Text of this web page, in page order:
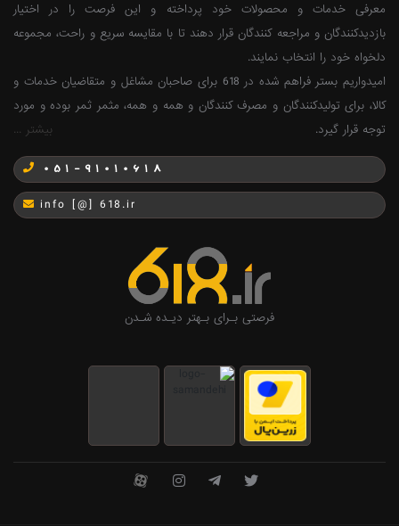
معرفی خدمات و محصولات خود پرداخته و این فرصت را در اختیار
بازدیدکنندگان و مراجعه کنندگان قرار دهند تا با مقایسه سریع و راحت، مجموعه
دلخواه خود را انتخاب نمایند.
امیدواریم بستر فراهم شده در 618 برای صاحبان مشاغل و متقاضیان خدمات و
کالا، برای تولیدکنندگان و مصرف کنندگان و همه و همه، مثمر ثمر بوده و مورد
توجه قرار گیرد.
بیشتر ...
051-91010618
info [@] 618.ir
فرصتی بـرای بـهتر دیـده شـدن